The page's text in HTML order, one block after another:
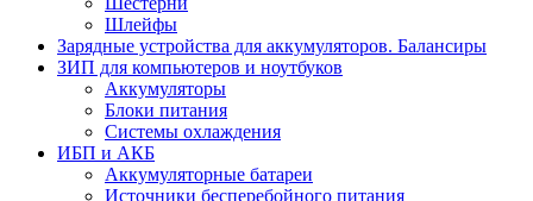
Шлейфы
Зарядные устройства для аккумуляторов. Балансиры
ЗИП для компьютеров и ноутбуков
Аккумуляторы
Блоки питания
Системы охлаждения
ИБП и АКБ
Аккумуляторные батареи
Источники бесперебойного питания